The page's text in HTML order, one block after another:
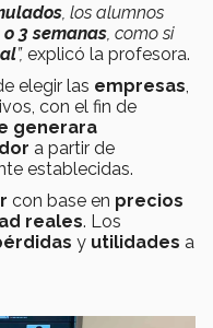
, los alumnos
o 3 semanas, como si
”, explicó la profesora.
elegir las empresas,
con el fin de
generara
a partir de
establecidas.
con base en precios
reales. Los
y utilidades a